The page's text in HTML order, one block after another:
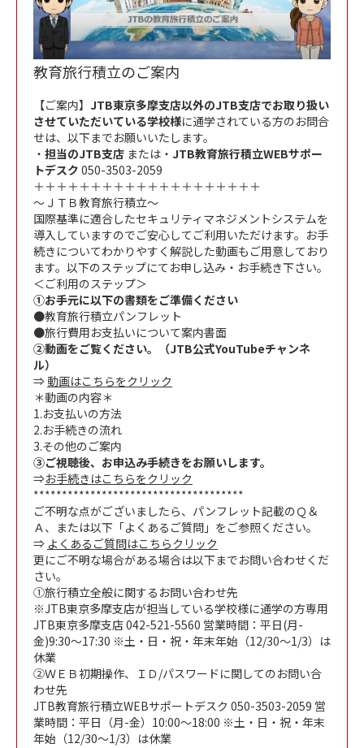
教育旅行積立のご案内
【ご案内】 JTB東京多摩支店以外のJTB支店でお取り扱い
させていただいている学校様に通学されている方のお問合
せは、以下までお願いいたします。
・ 担当のJTB支店 または・ JTB教育旅行積立WEBサポー
トデスク 050-3503-2059
＋＋＋＋＋＋＋＋＋＋＋＋＋＋＋＋＋＋＋＋
～ＪＴＢ教育旅行積立～
国際基準に適合したセキュリティマネジメントシステムを
導入していますのでご安心してご利用いただけます。お手
続きについてわかりやすく解説した動画もご用意しており
ます。以下のステップにてお申し込み・お手続き下さい。
＜ご利用のステップ＞
①お手元に以下の書類をご準備ください
●教育旅行積立パンフレット
●旅行費用お支払いについて案内書面
②動画をご覧ください。（JTB公式YouTubeチャンネ
ル）
⇒ 動画はこちらをクリック
＊動画の内容＊
1.お支払いの方法
2.お手続きの流れ
3.その他のご案内
③ご視聴後、お申込み手続きをお願いします。
⇒お手続きはこちらをクリック
*************************************
ご不明な点がございましたら、パンフレット記載のＱ＆
Ａ、または以下「よくあるご質問」をご参照ください。
⇒ よくあるご質問はこちらクリック
更にご不明な場合がある場合は以下までお問い合わせくだ
さい。
①旅行積立全般に関するお問い合わせ先
※JTB東京多摩支店が担当している学校様に通学の方専用
JTB東京多摩支店 042-521-5560 営業時間：平日(月-
金)9:30～17:30 ※土・日・祝・年末年始（12/30～1/3）は
休業
②ＷＥＢ初期操作、ＩＤ/パスワードに関してのお問い合
わせ先
JTB教育旅行積立WEBサポートデスク 050-3503-2059 営
業時間：平日（月-金）10:00～18:00 ※土・日・祝・年末
年始（12/30～1/3）は休業